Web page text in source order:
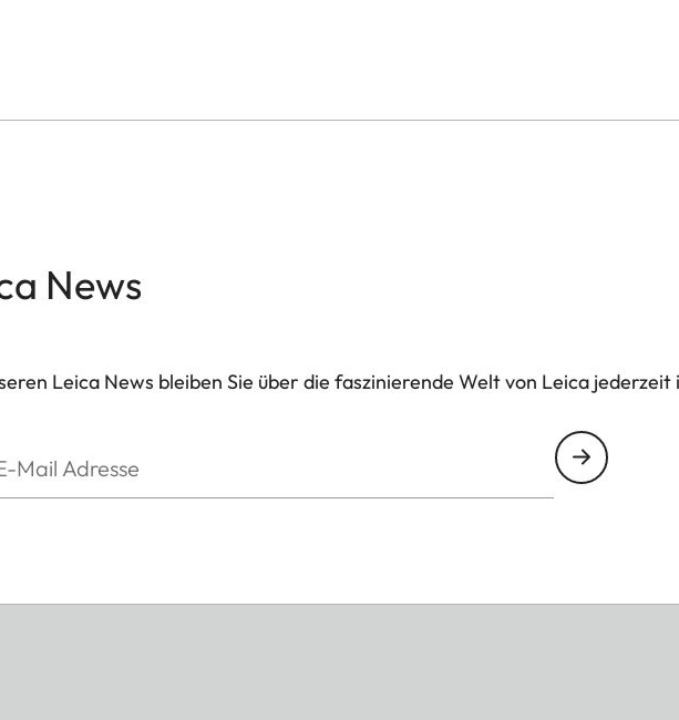
Schließen des Gurtes beim Befestigen des Fernglases.
News
Leica News bleiben Sie über die faszinierende Welt von Leica